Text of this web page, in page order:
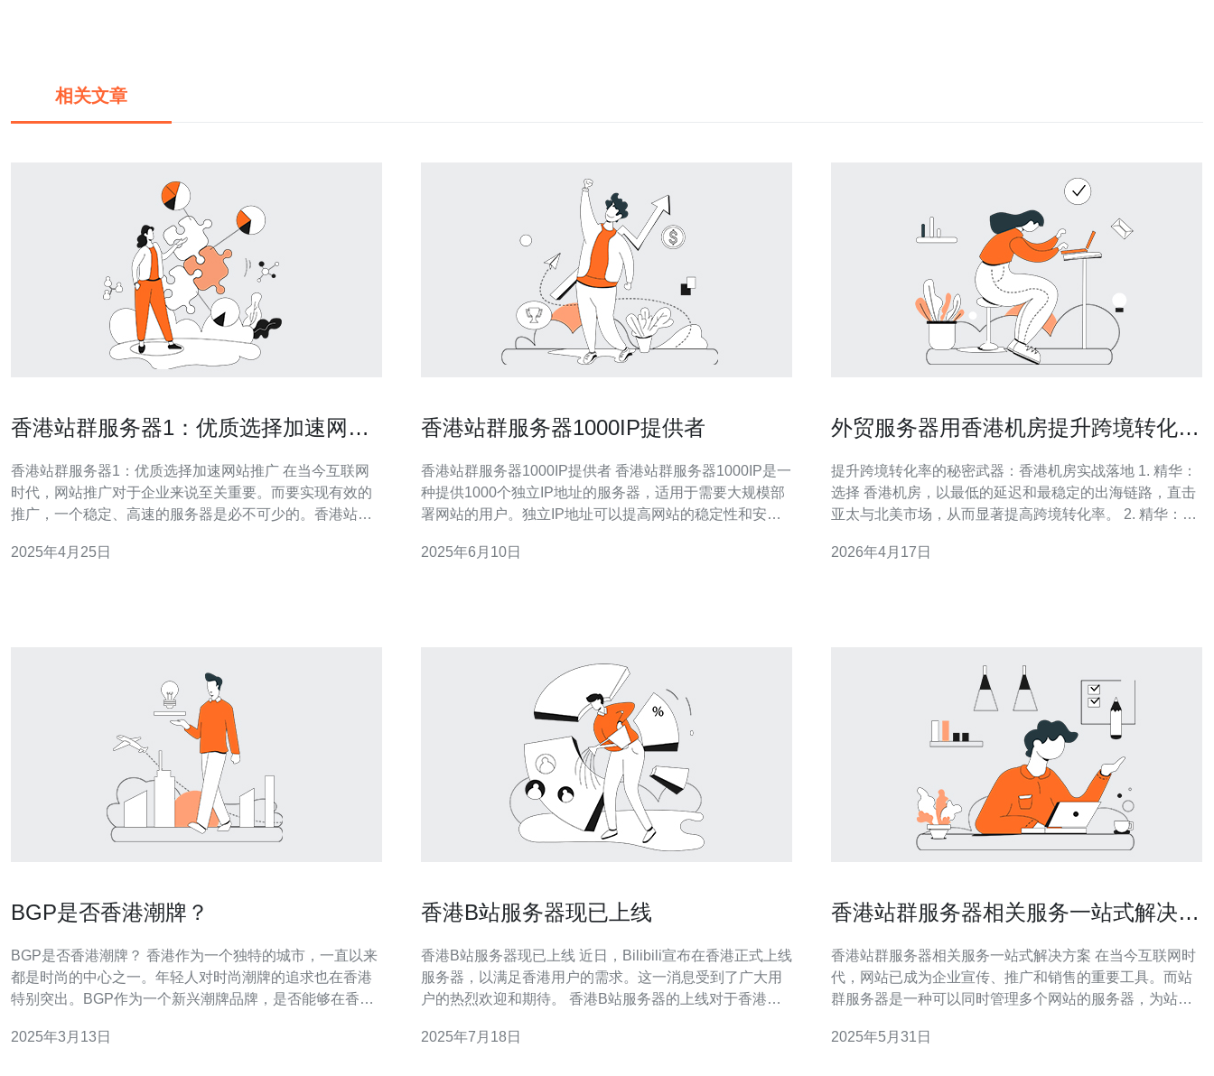
相关文章
香港站群服务器1：优质选择加速网站
香港站群服务器1：优质选择加速网站推广 在当今互联网
时代，网站推广对于企业来说至关重要。而要实现有效的
推广，一个稳定、高速的服务器是必不可少的。香港站群
广的首选。 香港站群服务器1采用最先进的硬件设备和技
2025年4月25日
香港站群服务器1000IP提供者
香港站群服务器1000IP提供者 香港站群服务器1000IP是一
种提供1000个独立IP地址的服务器，适用于需要大规模部
署网站的用户。独立IP地址可以提高网站的稳定性和安全
群服务器1000IP提供者拥有丰富的经验和专业的团队，可
2025年6月10日
外贸服务器用香港机房提升跨境转化率
提升跨境转化率的秘密武器：香港机房实战落地 1. 精华：
选择 香港机房，以最低的延迟和最稳定的出海链路，直击
亚太与北美市场，从而显著提高跨境转化率。 2. 精华：通
把 TTFB 控制在 150-200ms，页面完全加载在 2s 内。 3.
2026年4月17日
BGP是否香港潮牌？
BGP是否香港潮牌？ 香港作为一个独特的城市，一直以来
都是时尚的中心之一。年轻人对时尚潮牌的追求也在香港
特别突出。BGP作为一个新兴潮牌品牌，是否能够在香港
来探讨一下。 BGP是一个年轻的潮牌品牌，始创于2015
2025年3月13日
香港B站服务器现已上线
香港B站服务器现已上线 近日，Bilibili宣布在香港正式上线
服务器，以满足香港用户的需求。这一消息受到了广大用
户的热烈欢迎和期待。 香港B站服务器的上线对于香港用
问B站，观看视频、参与互动，提升用户体验。其次，B站
2025年7月18日
香港站群服务器相关服务一站式解决方
香港站群服务器相关服务一站式解决方案 在当今互联网时
代，网站已成为企业宣传、推广和销售的重要工具。而站
群服务器是一种可以同时管理多个网站的服务器，为站群
达的互联网基础设施和优越的地理位置，成为众多企业选
2025年5月31日